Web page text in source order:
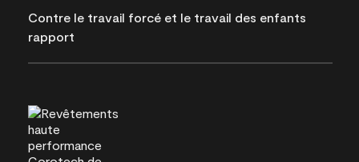
Contre le travail forcé et le travail des enfants
rapport